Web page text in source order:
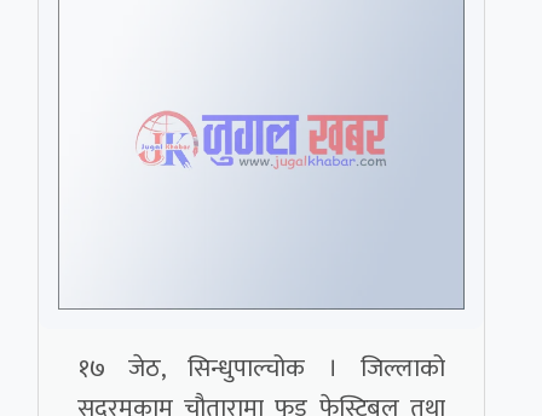
१७ जेठ, सिन्धुपाल्चोक । जिल्लाको